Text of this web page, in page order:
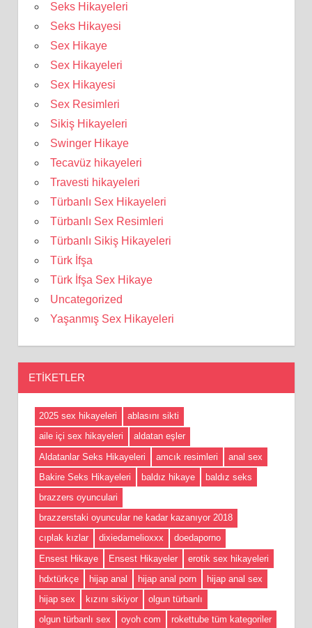
Seks Hikayeleri
Seks Hikayesi
Sex Hikaye
Sex Hikayeleri
Sex Hikayesi
Sex Resimleri
Sikiş Hikayeleri
Swinger Hikaye
Tecavüz hikayeleri
Travesti hikayeleri
Türbanlı Sex Hikayeleri
Türbanlı Sex Resimleri
Türbanlı Sikiş Hikayeleri
Türk İfşa
Türk İfşa Sex Hikaye
Uncategorized
Yaşanmış Sex Hikayeleri
ETIKETLER
2025 sex hikayeleri
ablasını sikti
aile içi sex hikayeleri
aldatan eşler
Aldatanlar Seks Hikayeleri
amcık resimleri
anal sex
Bakire Seks Hikayeleri
baldız hikaye
baldız seks
brazzers oyunculari
brazzerstaki oyuncular ne kadar kazanıyor 2018
cıplak kızlar
dixiedamelioxxx
doedaporno
Ensest Hikaye
Ensest Hikayeler
erotik sex hikayeleri
hdxtürkçe
hijap anal hijap anal porn
hijap anal sex
hijap sex
kızını sikiyor
olgun türbanlı
olgun türbanlı sex
oyoh com rokettube tüm kategoriler